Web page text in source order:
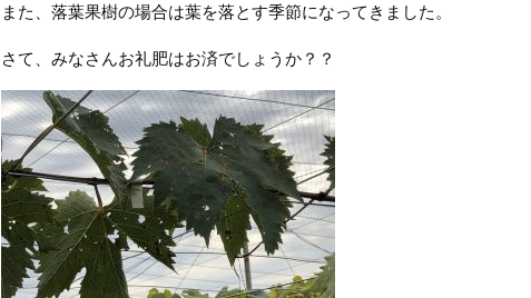
また、落葉果樹の場合は葉を落とす季節になってきました。
さて、みなさんお礼肥はお済でしょうか？？